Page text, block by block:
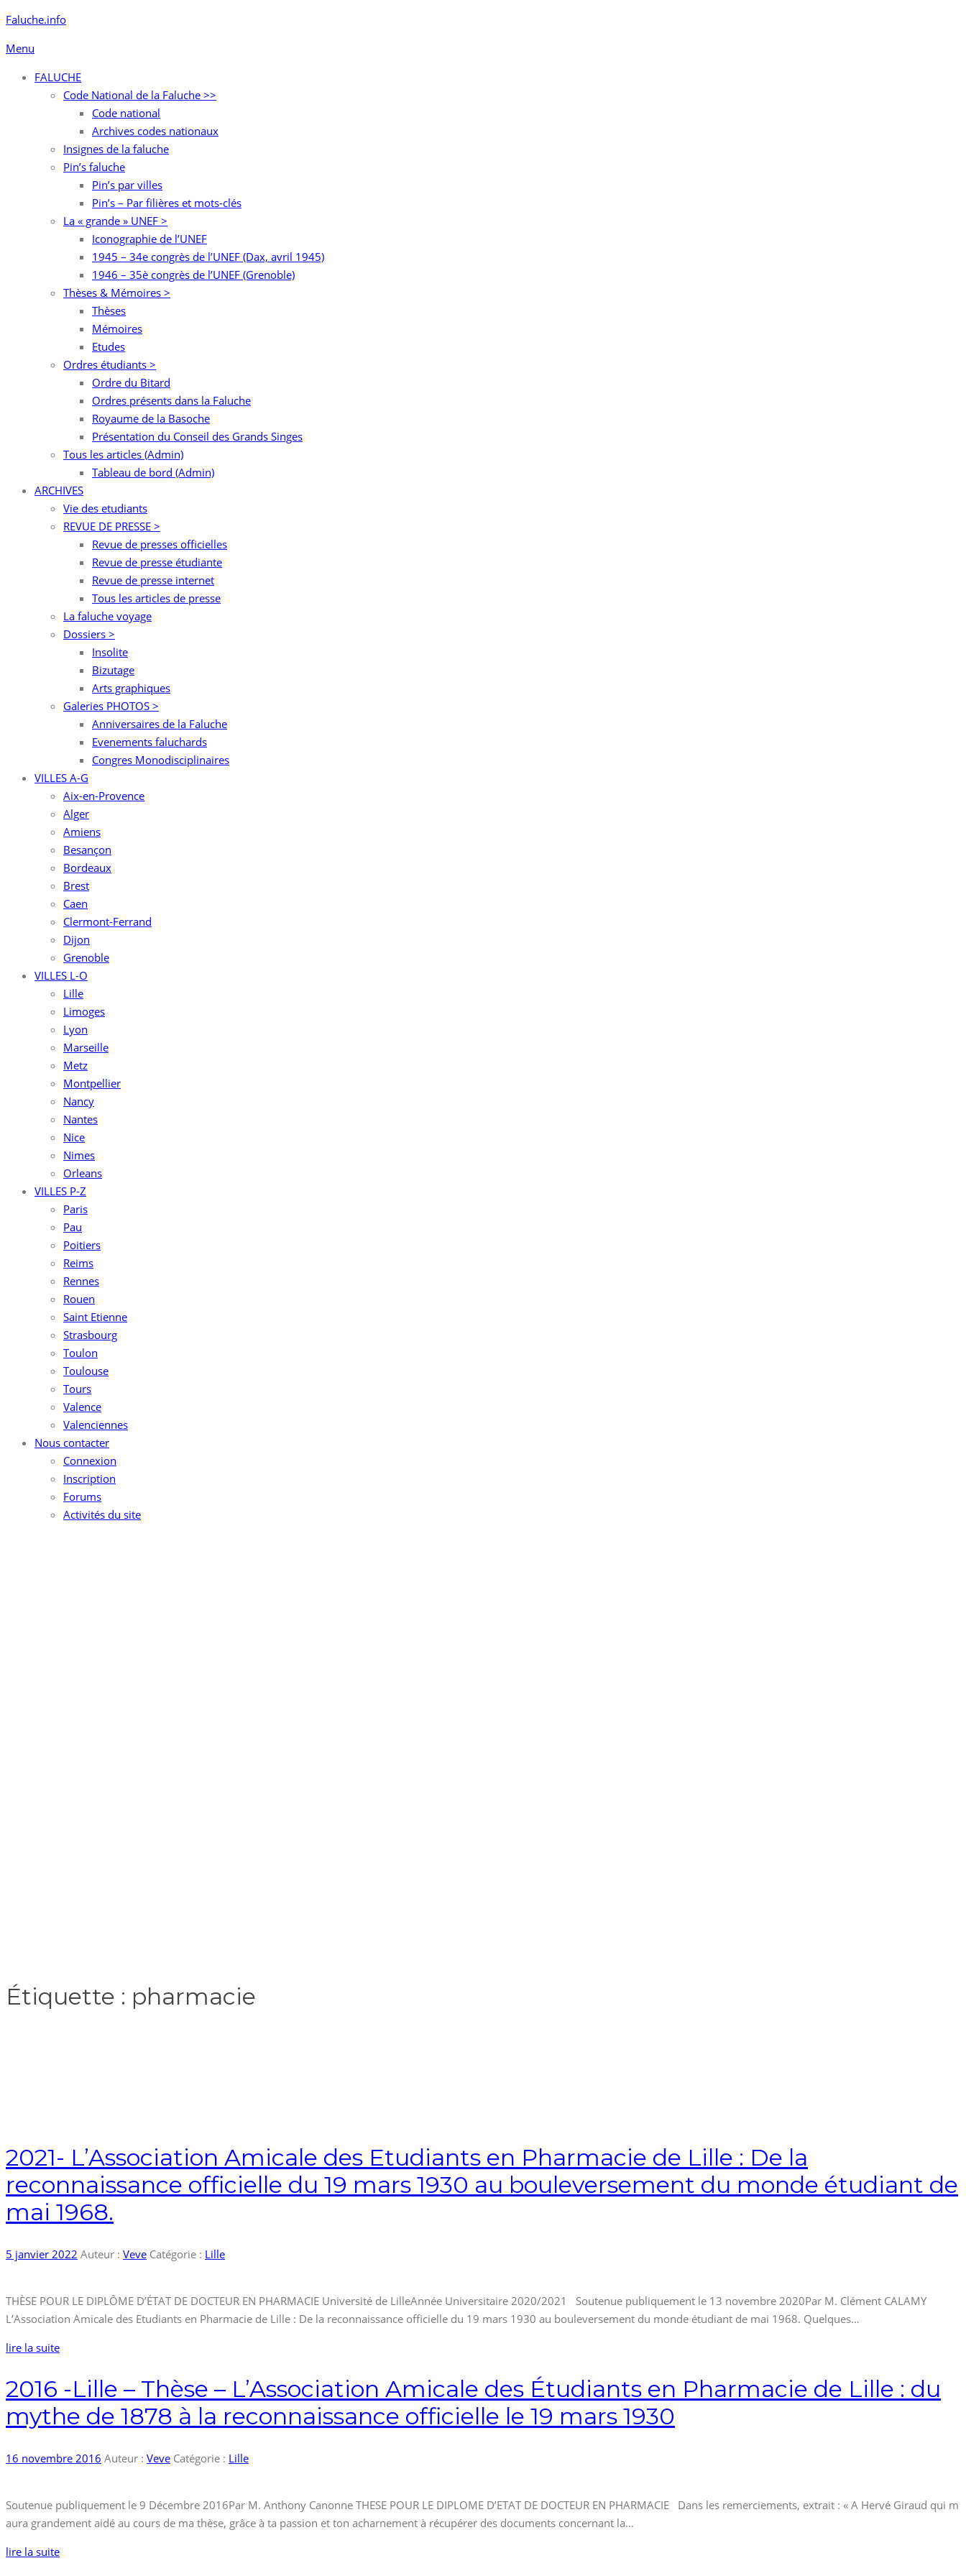
Aller
contenu
Faluche.info
Menu
FALUCHE
Code National de la Faluche >>
Code national
Archives codes nationaux
Insignes de la faluche
Pin’s faluche
Pin’s par villes
Pin’s – Par filières et mots-clés
La « grande » UNEF >
Iconographie de l’UNEF
1945 – 34e congrès de l’UNEF (Dax, avril 1945)
1946 – 35è congrès de l’UNEF (Grenoble)
Thèses & Mémoires >
Thèses
Mémoires
Etudes
Ordres étudiants >
Ordre du Bitard
Ordres présents dans la Faluche
Royaume de la Basoche
Présentation du Conseil des Grands Singes
Tous les articles (Admin)
Tableau de bord (Admin)
ARCHIVES
Vie des etudiants
REVUE DE PRESSE >
Revue de presses officielles
Revue de presse étudiante
Revue de presse internet
Tous les articles de presse
La faluche voyage
Dossiers >
Insolite
Bizutage
Arts graphiques
Galeries PHOTOS >
Anniversaires de la Faluche
Evenements faluchards
Congres Monodisciplinaires
VILLES A-G
Aix-en-Provence
Alger
Amiens
Besançon
Bordeaux
Brest
Caen
Clermont-Ferrand
Dijon
Grenoble
VILLES L-O
Lille
Limoges
Lyon
Marseille
Metz
Montpellier
Nancy
Nantes
Nice
Nimes
Orleans
VILLES P-Z
Paris
Pau
Poitiers
Reims
Rennes
Rouen
Saint Etienne
Strasbourg
Toulon
Toulouse
Tours
Valence
Valenciennes
Nous contacter
Connexion
Inscription
Forums
Activités du site
Étiquette : pharmacie
2021- L’Association Amicale des Etudiants en Pharmacie de Lille : De la
reconnaissance officielle du 19 mars 1930 au bouleversement du monde étudiant de
mai 1968.
5 janvier 2022 Auteur : Veve Catégorie : Lille
THÈSE POUR LE DIPLÔME D’ÉTAT DE DOCTEUR EN PHARMACIE Université de LilleAnnée Universitaire 2020/2021 Soutenue publiquement le 13 novembre 2020Par M. Clément CALAMY
L’Association Amicale des Etudiants en Pharmacie de Lille : De la reconnaissance officielle du 19 mars 1930 au bouleversement du monde étudiant de mai 1968. Quelques…
lire la suite
2016 -Lille – Thèse – L’Association Amicale des Étudiants en Pharmacie de Lille : du
mythe de 1878 à la reconnaissance officielle le 19 mars 1930
16 novembre 2016 Auteur : Veve Catégorie : Lille
Soutenue publiquement le 9 Décembre 2016Par M. Anthony Canonne THESE POUR LE DIPLOME D’ETAT DE DOCTEUR EN PHARMACIE Dans les remerciements, extrait : « A Hervé Giraud qui m
aura grandement aidé au cours de ma thèse, grâce à ta passion et ton acharnement à récupérer des documents concernant la…
lire la suite